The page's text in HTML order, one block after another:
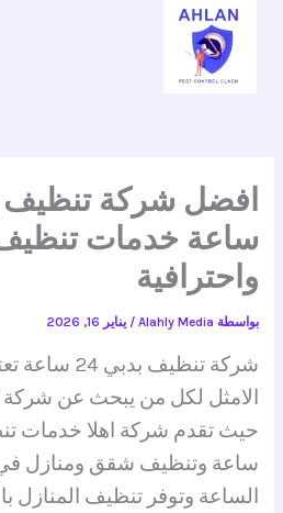
المحتوى
ساعة خدمات
واحترافية
بواسطة Alahly Media
/يناير 16, 2026
شركة تنظيف
ساعة وتنظيف شقق ومنازل في
الساعة وتوفر تنظيف المنازل